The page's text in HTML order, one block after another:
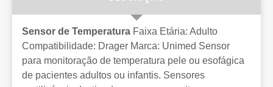
Sensor de Temperatura Faixa Etária: Adulto
Compatibilidade: Drager Marca: Unimed Sensor
para monitoração de temperatura pele ou esofágica
de pacientes adultos ou infantis. Sensores